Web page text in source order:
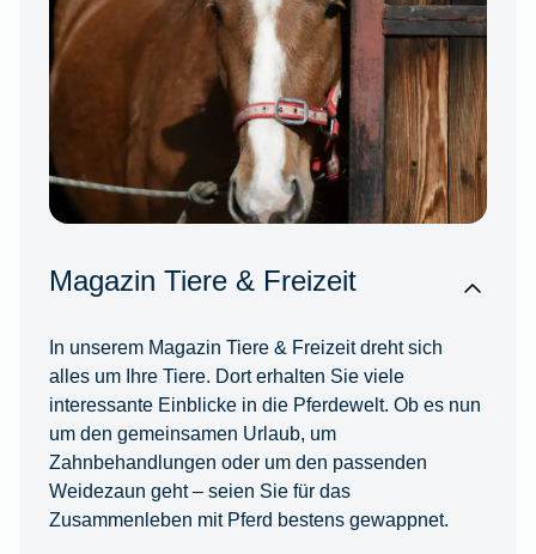
Magazin Tiere & Freizeit
In unserem Magazin Tiere & Freizeit dreht sich
alles um Ihre Tiere. Dort erhalten Sie viele
interessante Einblicke in die Pferdewelt. Ob es nun
um den gemeinsamen Urlaub, um
Zahnbehandlungen oder um den passenden
Weidezaun geht – seien Sie für das
Zusammenleben mit Pferd bestens gewappnet.